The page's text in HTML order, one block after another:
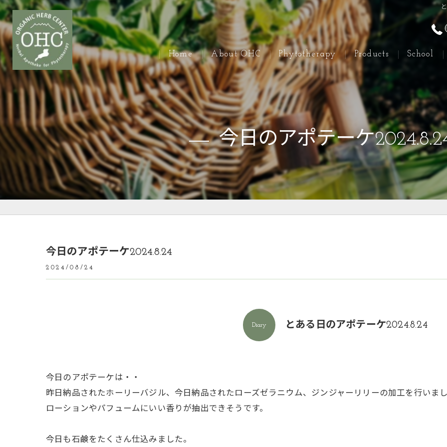
Home About OHC Phytotherapy Products School
今日のアポテーケ
今日のアポテーケ2024.8.24
2024/08/24
とある日のアポテーケ2024.8.24
Diary
今日のアポテーケは・・
昨日納品されたホーリーバジル、今日納品されたローズゼラニウム、ジンジャーリリーの加工を行いま
ローションやパフュームにいい香りが抽出できそうです。
今日も石鹸をたくさん仕込みました。